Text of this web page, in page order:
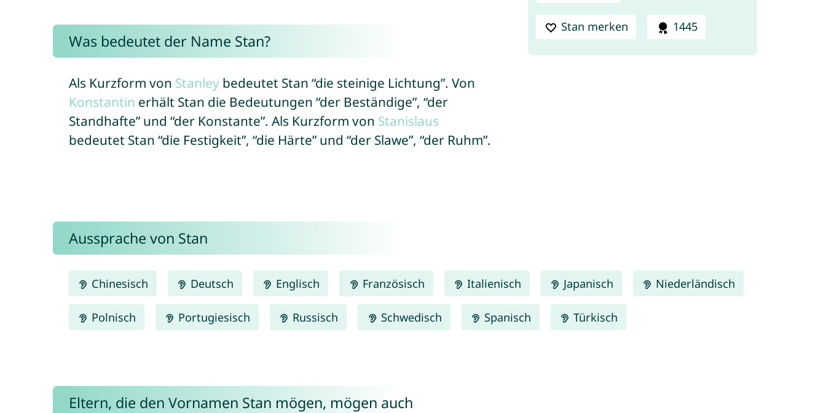
Stan merken 1445
Was bedeutet der Name Stan?
Als Kurzform von Stanleybedeutet Stan “die steinige Lichtung”. Von
Konstantin erhält Stan die Bedeutungen “der Beständige”, “der
Standhafte” und “der Konstante”. Als Kurzform von Stanislaus
bedeutet Stan “die Festigkeit”, “die Härte” und “der Slawe”, “der Ruhm”.
Aussprache von Stan
Chinesisch Deutsch Englisch Französisch Italienisch Japanisch Niederländisch
Polnisch Portugiesisch Russisch Schwedisch Spanisch Türkisch
Eltern, die den Vornamen Stan mögen, mögen auch